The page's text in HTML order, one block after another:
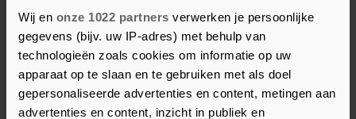
Wij en onze 1022 partners verwerken je persoonlijke
gegevens (bijv. uw IP-adres) met behulp van
technologieën zoals cookies om informatie op uw
apparaat op te slaan en te gebruiken met als doel
gepersonaliseerde advertenties en content, metingen aan
advertenties en content, inzicht in publiek en
Een zware crash van Isack Hadjar in de Racing
Bull leidde een nieuwe periode achter de
safetycar in. De herstart verliep rampzalig voor
Verstappen, die spinde en terugviel van de
tweede naar de elfde plaats. De Nederlander uitte